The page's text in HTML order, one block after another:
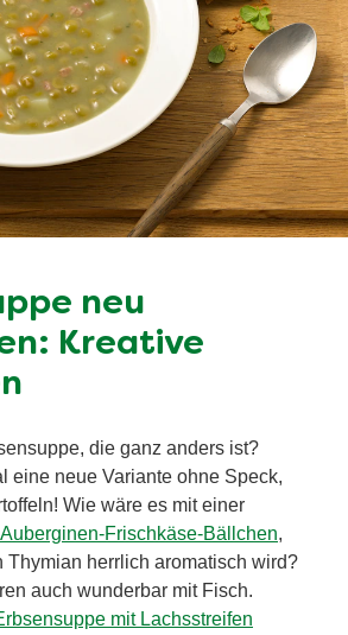
neu
Kreative
die ganz anders ist?
eine neue Variante ohne Speck,
Wie wäre es mit einer
Frischkäse-Bällchen,
Thymian herrlich aromatisch wird?
auch wunderbar mit Fisch.
mit Lachsstreifen